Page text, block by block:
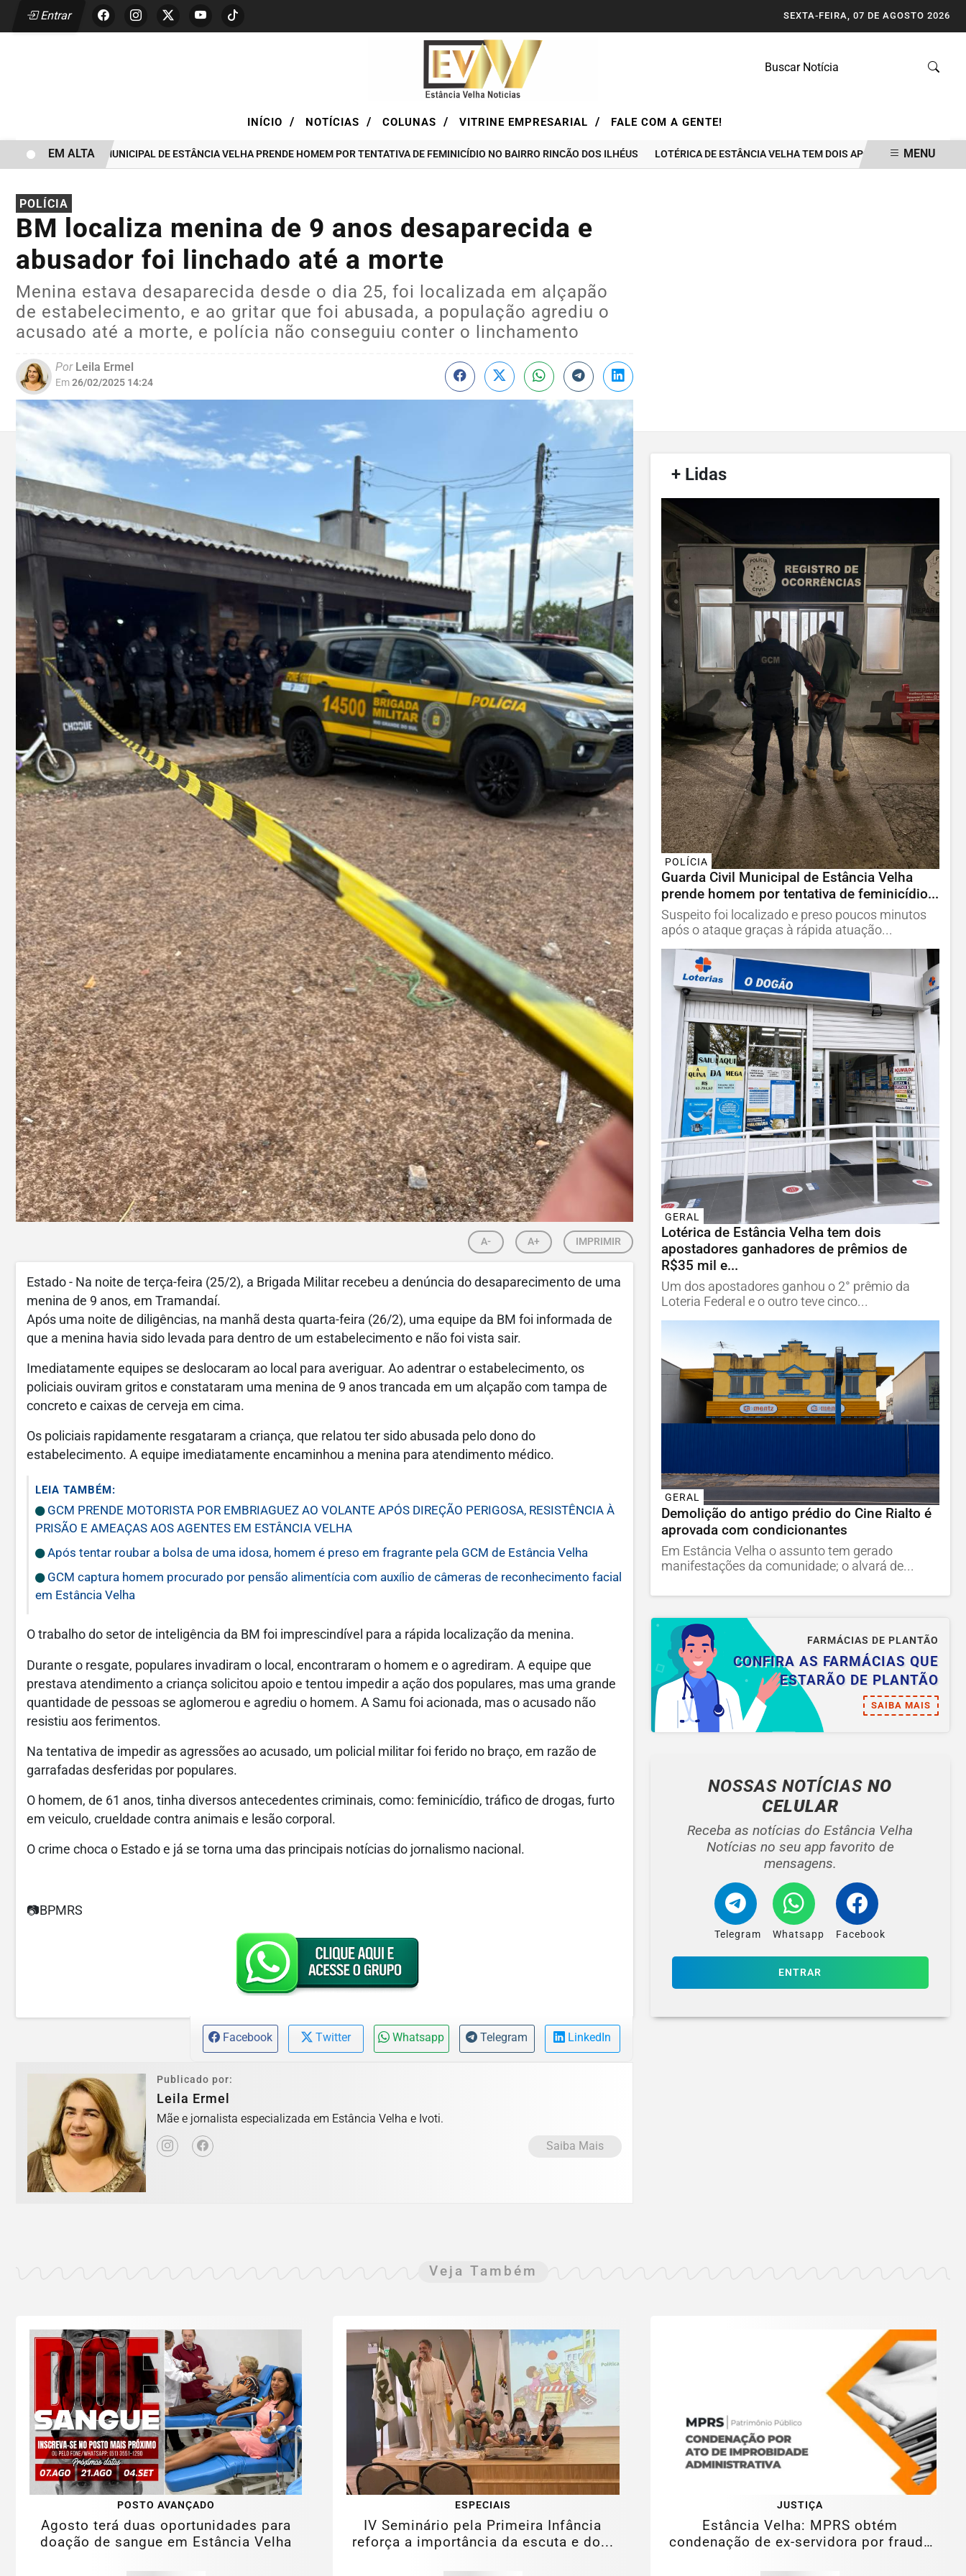
Entrar SEXTA-FEIRA, 07 DE AGOSTO 2026
INÍCIO / NOTÍCIAS / COLUNAS / VITRINE EMPRESARIAL / FALE COM A GENTE!
GUARDA CIVIL MUNICIPAL DE ESTÂNCIA VELHA PRENDE HOMEM POR TENTATIVA DE FEMINICÍDIO NO BAIRRO RINCÃO DOS ILHÉUS LOTÉRICA DE ESTÂNCIA VELHA TEM DOIS APOSTADORES GANHADORES
EM ALTA MENU
POLÍCIA
BM localiza menina de 9 anos desaparecida e
abusador foi linchado até a morte
Menina estava desaparecida desde o dia 25, foi localizada em alçapão
de estabelecimento, e ao gritar que foi abusada, a população agrediu o
acusado até a morte, e polícia não conseguiu conter o linchamento
PorLeila Ermel
Em26/02/2025 14:24
A- A+ IMPRIMIR
Estado - Na noite de terça-feira (25/2), a Brigada Militar recebeu a denúncia do desaparecimento de uma
menina de 9 anos, em Tramandaí.
Após uma noite de diligências, na manhã desta quarta-feira (26/2), uma equipe da BM foi informada de
que a menina havia sido levada para dentro de um estabelecimento e não foi vista sair.
Imediatamente equipes se deslocaram ao local para averiguar. Ao adentrar o estabelecimento, os
policiais ouviram gritos e constataram uma menina de 9 anos trancada em um alçapão com tampa de
concreto e caixas de cerveja em cima.
Os policiais rapidamente resgataram a criança, que relatou ter sido abusada pelo dono do
estabelecimento. A equipe imediatamente encaminhou a menina para atendimento médico.
LEIA TAMBÉM:
GCM PRENDE MOTORISTA POR EMBRIAGUEZ AO VOLANTE APÓS DIREÇÃO PERIGOSA, RESISTÊNCIA À
PRISÃO E AMEAÇAS AOS AGENTES EM ESTÂNCIA VELHA
Após tentar roubar a bolsa de uma idosa, homem é preso em fragrante pela GCM de Estância Velha
GCM captura homem procurado por pensão alimentícia com auxílio de câmeras de reconhecimento facial
em Estância Velha
O trabalho do setor de inteligência da BM foi imprescindível para a rápida localização da menina.
Durante o resgate, populares invadiram o local, encontraram o homem e o agrediram. A equipe que
prestava atendimento a criança solicitou apoio e tentou impedir a ação dos populares, mas uma grande
quantidade de pessoas se aglomerou e agrediu o homem. A Samu foi acionada, mas o acusado não
resistiu aos ferimentos.
Na tentativa de impedir as agressões ao acusado, um policial militar foi ferido no braço, em razão de
garrafadas desferidas por populares.
O homem, de 61 anos, tinha diversos antecedentes criminais, como: feminicídio, tráfico de drogas, furto
em veiculo, crueldade contra animais e lesão corporal.
O crime choca o Estado e já se torna uma das principais notícias do jornalismo nacional.
📷BPMRS
Facebook Twitter Whatsapp Telegram LinkedIn
Publicado por:
Leila Ermel
Mãe e jornalista especializada em Estância Velha e Ivoti.
Saiba Mais
+ Lidas
POLÍCIA
Guarda Civil Municipal de Estância Velha
prende homem por tentativa de feminicídio...
Suspeito foi localizado e preso poucos minutos
após o ataque graças à rápida atuação...
GERAL
Lotérica de Estância Velha tem dois
apostadores ganhadores de prêmios de
R$35 mil e...
Um dos apostadores ganhou o 2° prêmio da
Loteria Federal e o outro teve cinco...
GERAL
Demolição do antigo prédio do Cine Rialto é
aprovada com condicionantes
Em Estância Velha o assunto tem gerado
manifestações da comunidade; o alvará de...
FARMÁCIAS DE PLANTÃO
CONFIRA AS FARMÁCIAS QUE
ESTARÃO DE PLANTÃO
SAIBA MAIS
NOSSAS NOTÍCIASNO
CELULAR
Receba as notícias do Estância Velha
Notícias no seu app favorito de
mensagens.
Telegram Whatsapp Facebook
ENTRAR
Veja Também
POSTO AVANÇADO
Agosto terá duas oportunidades para
doação de sangue em Estância Velha
ESPECIAIS
IV Seminário pela Primeira Infância
reforça a importância da escuta e do...
JUSTIÇA
Estância Velha: MPRS obtém
condenação de ex-servidora por fraude